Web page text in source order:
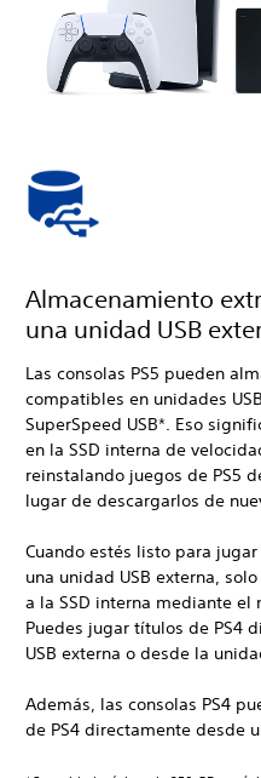
Almacenamiento
una unidad USB
Las consolas PS5 pueden
compatibles en unidades
SuperSpeed USB*. Eso
en la SSD interna de
reinstalando juegos de PS5
lugar de descargarlos de
Cuando estés listo para
una unidad USB externa,
a la SSD interna mediante el
Puedes jugar títulos de PS4
USB externa o desde la
Además, las consolas PS4
de PS4 directamente desde